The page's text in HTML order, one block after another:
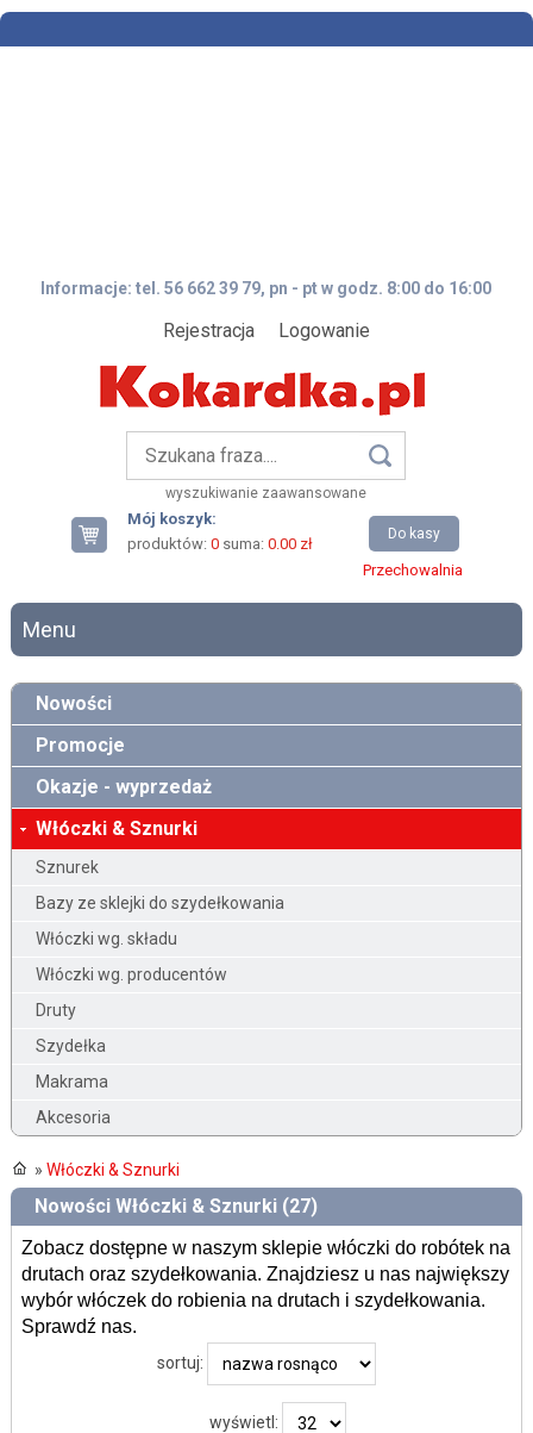
Informacje: tel. 56 662 39 79, pn - pt w godz. 8:00 do 16:00
Rejestracja Logowanie
wyszukiwanie zaawansowane
Mój koszyk:
produktów: 0suma: 0.00 zł
Do kasy
Przechowalnia
Menu
Nowości
Promocje
Okazje - wyprzedaż
Włóczki & Sznurki
Sznurek
Bazy ze sklejki do szydełkowania
Włóczki wg. składu
Włóczki wg. producentów
Druty
Szydełka
Makrama
Akcesoria
» Włóczki & Sznurki
Nowości Włóczki & Sznurki (27)
Zobacz dostępne w naszym sklepie włóczki do robótek na
drutach oraz szydełkowania. Znajdziesz u nas największy
wybór włóczek do robienia na drutach i szydełkowania.
Sprawdź nas.
sortuj:
wyświetl: